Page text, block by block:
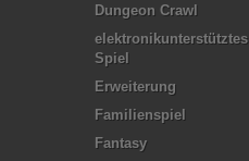
Dungeon Crawl
elektronikunterstütztes
Spiel
Erweiterung
Familienspiel
Fantasy